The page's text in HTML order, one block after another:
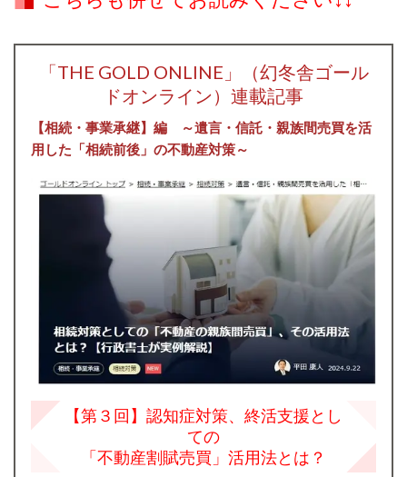
「THE GOLD ONLINE」
（幻冬舎ゴール
ドオンライン） 連載記事
【相続・事業承継】編 ～遺言・信託・親族間売買を活
用した「相続前後」の不動産対策～
【第３回】認知症対策、終活支援とし
ての
「不動産割賦売買」活用法とは？